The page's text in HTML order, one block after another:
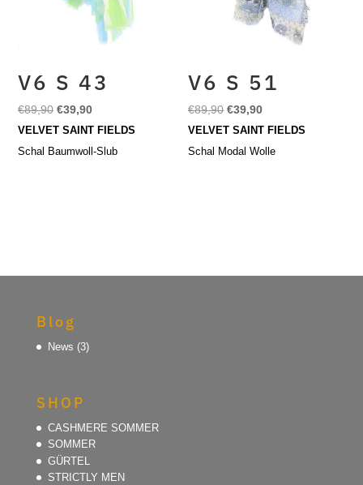
V6 S 43
€89,90 Ursprünglicher
Preis
war:
€39,90Aktueller
Preis
ist:
VELVET SAINT FIELDS
Schal Baumwoll-Slub
V6 S 51
€89,90 Ursprünglicher
Preis
war:
€39,90Aktueller
Preis
ist:
VELVET SAINT FIELDS
Schal Modal Wolle
Blog
News (3)
SHOP
CASHMERE SOMMER
SOMMER
GÜRTEL
STRICTLY MEN